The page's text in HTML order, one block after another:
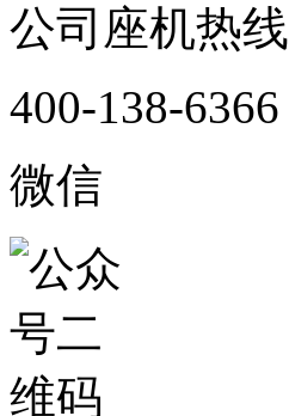
公司座机热线
400-138-6366
微信